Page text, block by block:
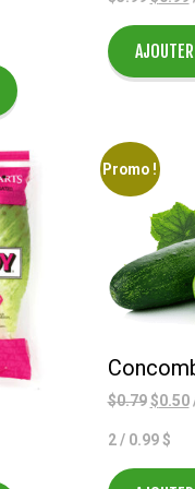
initial
$5.99.
Promo !
$0.79 Le
initial
était :
$0.50
2 / 0.99 $